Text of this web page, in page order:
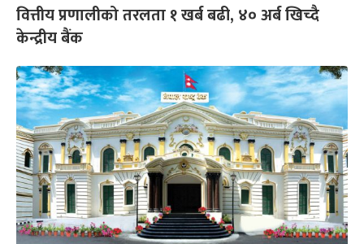
वित्तीय प्रणालीको तरलता १ खर्ब बढी, ४० अर्ब खिच्दै
केन्द्रीय बैंक